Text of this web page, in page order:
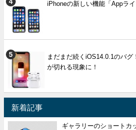
iPhoneの新しい機能「Appラ
まだまだ続くiOS14.0.1のバ
が切れる現象に！
新着記事
ギャラリーのショートカ